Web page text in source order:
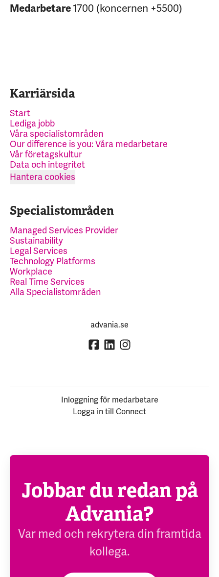
Medarbetare1700 (koncernen +5500)
Karriärsida
Start
Lediga jobb
Våra specialistområden
Our difference is you: Våra medarbetare
Vår företagskultur
Data och integritet
Hantera cookies
Specialistområden
Managed Services Provider
Sustainability
Legal Services
Technology Platforms
Workplace
Real Time Services
Alla Specialistområden
advania.se
Inloggning för medarbetare
Logga in till Connect
Jobbar du redan på
Advania?
Var med och rekrytera din framtida
kollega.